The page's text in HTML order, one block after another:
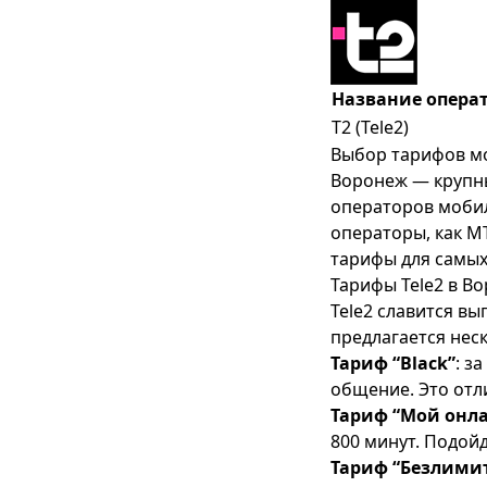
Название
T2 (Tele2)
Выбор тарифов
Воронеж —
операторов
операторы, как
тарифы для
Тарифы Tele2 в
Tele2 славится
предлагается
Тариф “Black”:
общение. Это
Тариф “Мой
800 минут.
Тариф